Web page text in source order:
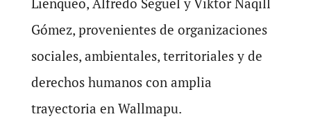
Gómez, provenientes de organizaciones
sociales, ambientales, territoriales y de
derechos humanos con amplia
trayectoria en Wallmapu.